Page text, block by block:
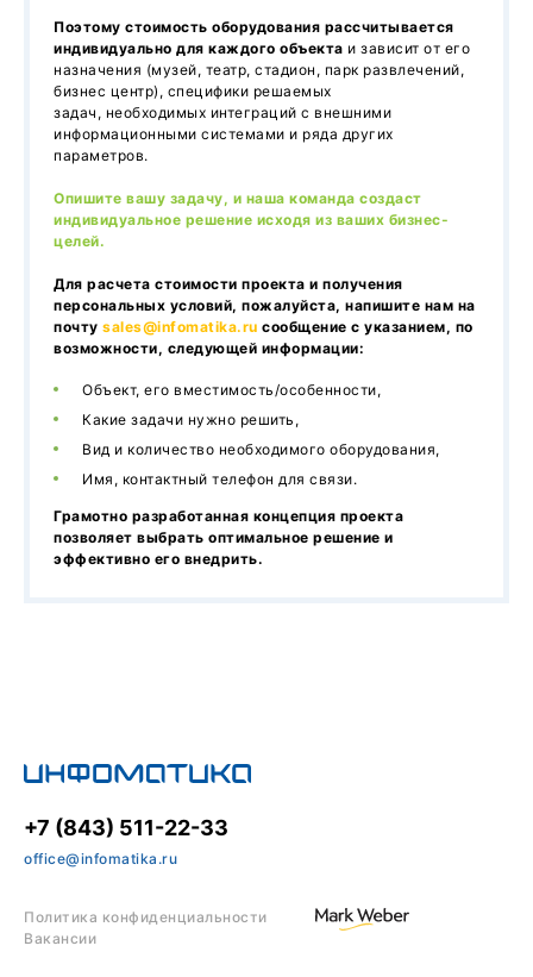
Поэтому стоимость оборудования рассчитывается
индивидуально для каждого объекта и зависит от его
назначения (музей, театр, стадион, парк развлечений,
бизнес центр), специфики решаемых
задач, необходимых интеграций с внешними
информационными системами и ряда других
параметров.
Опишите вашу задачу, и наша команда создаст
индивидуальное решение исходя из ваших бизнес-
целей.
Для расчета стоимости проекта и получения
персональных условий, пожалуйста, напишите нам на
почту sales@infomatika.ru сообщение с указанием, по
возможности, следующей информации:
Объект, его вместимость/особенности,
Какие задачи нужно решить,
Вид и количество необходимого оборудования,
Имя, контактный телефон для связи.
Грамотно разработанная концепция проекта
позволяет выбрать оптимальное решение и
эффективно его внедрить.
+7 (843) 511-22-33
office@infomatika.ru
Политика конфиденциальности
Вакансии